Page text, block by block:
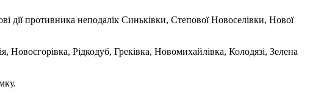
дії противника неподалік Синьківки, Степової Новоселівки, Нової
Новоєгорівка, Рідкодуб, Греківка, Новомихайлівка, Колодязі, Зелена